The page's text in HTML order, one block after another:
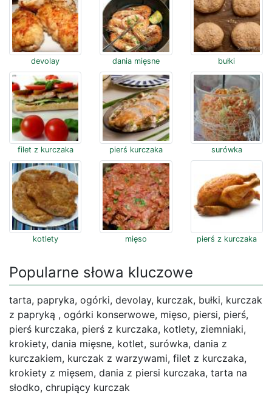
devolay dania mięsne bułki
filet z kurczaka pierś kurczaka surówka
kotlety mięso pierś z kurczaka
Popularne słowa kluczowe
tarta, papryka, ogórki, devolay, kurczak, bułki, kurczak
z papryką , ogórki konserwowe, mięso, piersi, pierś,
pierś kurczaka, pierś z kurczaka, kotlety, ziemniaki,
krokiety, dania mięsne, kotlet, surówka, dania z
kurczakiem, kurczak z warzywami, filet z kurczaka,
krokiety z mięsem, dania z piersi kurczaka, tarta na
słodko, chrupiący kurczak